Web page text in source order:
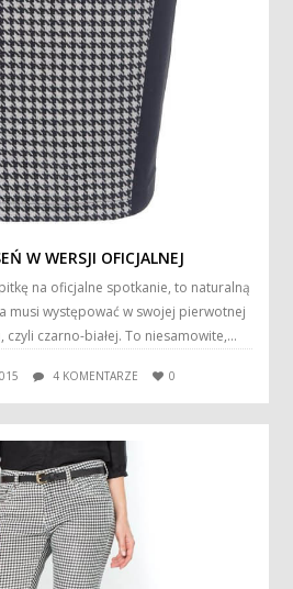
W WERSJI OFICJALNEJ
na oficjalne spotkanie, to naturalną
musi występować w swojej pierwotnej
czyli czarno-białej. To niesamowite,…
4 KOMENTARZE 0